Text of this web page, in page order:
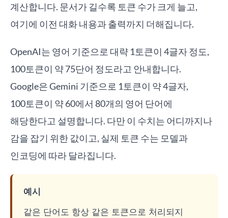
계산합니다. 문서가 길수록 토큰 수가 크게 늘고,
여기에 이전 대화 내용과 출력까지 더해집니다.
OpenAI는 영어 기준으로 대략 1토큰이 4글자 정도,
100토큰이 약 75단어 정도라고 안내합니다.
Google은 Gemini 기준으로 1토큰이 약 4글자,
100토큰이 약 60에서 80개의 영어 단어에
해당한다고 설명합니다. 다만 이 수치는 어디까지나
감을 잡기 위한 값이고, 실제 토큰 수는 모델과
인코딩에 따라 달라집니다.
예시
같은 단어도 항상 같은 토큰으로 처리되지